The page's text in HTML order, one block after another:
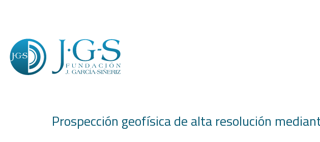
Prospección geofísica de alta resolución